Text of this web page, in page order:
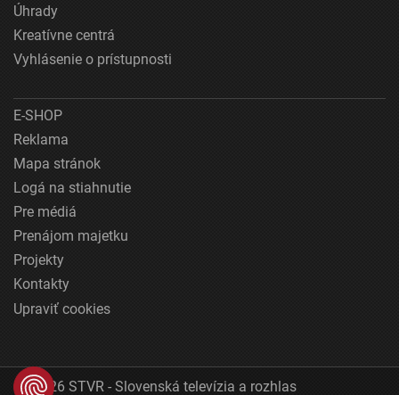
Úhrady
Kreatívne centrá
Vyhlásenie o prístupnosti
E-SHOP
Reklama
Mapa stránok
Logá na stiahnutie
Pre médiá
Prenájom majetku
Projekty
Kontakty
Upraviť cookies
© 2026 STVR - Slovenská televízia a rozhlas